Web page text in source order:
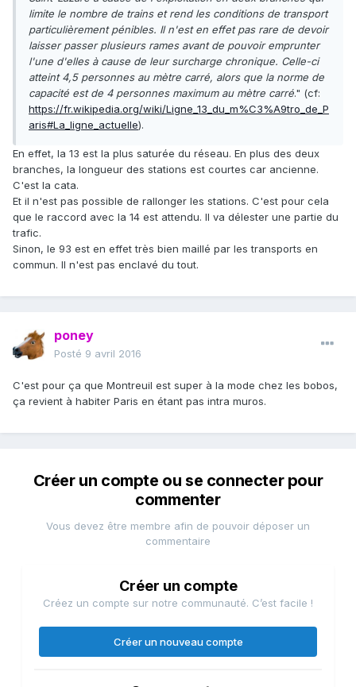
limite le nombre de trains et rend les conditions de transport
particulièrement pénibles. Il n'est en effet pas rare de devoir
laisser passer plusieurs rames avant de pouvoir emprunter
l'une d'elles à cause de leur surcharge chronique. Celle-ci
atteint 4,5 personnes au mètre carré, alors que la norme de
capacité est de 4 personnes maximum au mètre carré." (cf:
https://fr.wikipedia.org/wiki/Ligne_13_du_m%C3%A9tro_de_P
aris#La_ligne_actuelle).
En effet, la 13 est la plus saturée du réseau. En plus des deux
branches, la longueur des stations est courtes car ancienne.
C'est la cata.
Et il n'est pas possible de rallonger les stations. C'est pour cela
que le raccord avec la 14 est attendu. Il va délester une partie du
trafic.
Sinon, le 93 est en effet très bien maillé par les transports en
commun. Il n'est pas enclavé du tout.
poney
Posté 9 avril 2016
C'est pour ça que Montreuil est super à la mode chez les bobos,
ça revient à habiter Paris en étant pas intra muros.
Créer un compte ou se connecter pour
commenter
Vous devez être membre afin de pouvoir déposer un
commentaire
Créer un compte
Créez un compte sur notre communauté. C’est facile !
Créer un nouveau compte